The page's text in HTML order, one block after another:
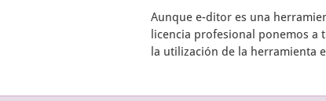
Aunque e-ditor es una
licencia profesional ponemos
la utilización de la herramienta